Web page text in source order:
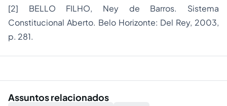
[2] BELLO FILHO, Ney de Barros. Sistema
Constitucional Aberto. Belo Horizonte: Del Rey, 2003,
p. 281.
Assuntos relacionados